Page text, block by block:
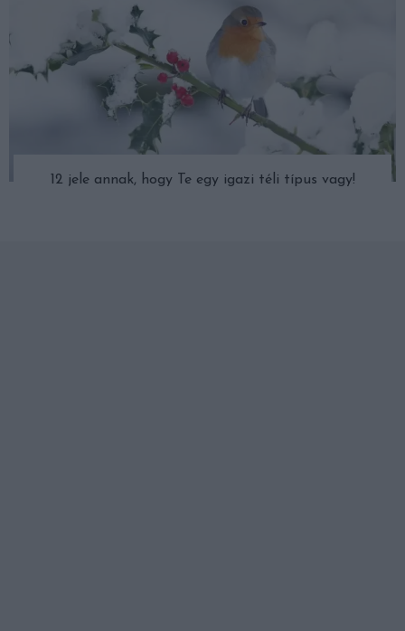
12 jele annak, hogy Te egy igazi téli típus vagy!